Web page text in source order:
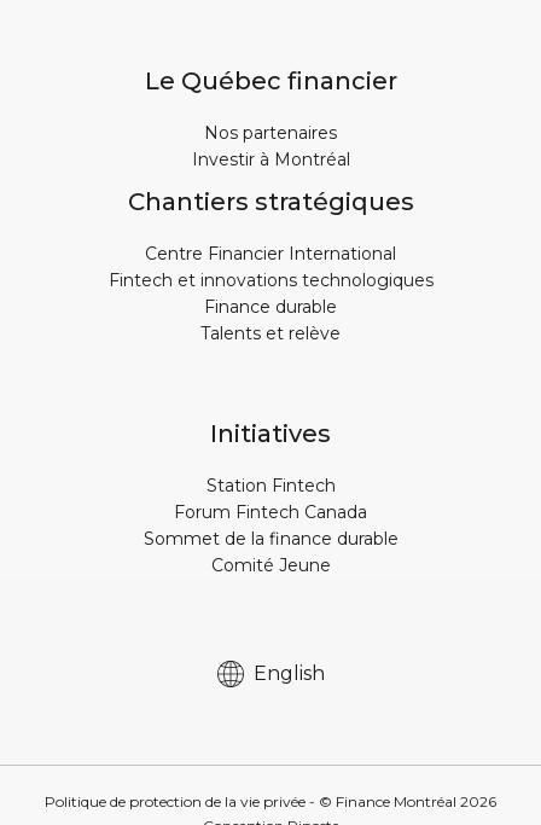
Le Québec financier
Nos partenaires
Investir à Montréal
Chantiers stratégiques
Centre Financier International
Fintech et innovations technologiques
Finance durable
Talents et relève
Initiatives
Station Fintech
Forum Fintech Canada
Sommet de la finance durable
Comité Jeune
English
Politique de protection de la vie privée - © Finance Montréal 2026